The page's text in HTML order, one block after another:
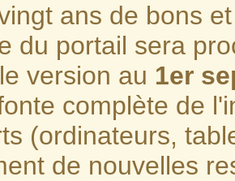
ans de bons
du portail sera
version au 1er
complète de
(ordinateurs,
de nouvelles